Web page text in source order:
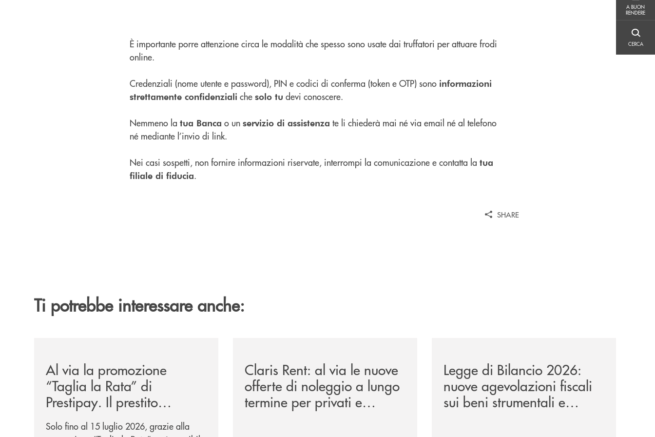
A BUON
RENDERE
CERCA
È importante porre attenzione circa le modalità che spesso sono usate dai truffatori per attuare frodi
online.
Credenziali (nome utente e password), PIN e codici di conferma (token e OTP) sono informazioni
strettamente confidenziali che solo tu devi conoscere.
Nemmeno la tua Banca o un servizio di assistenza te li chiederà mai né via email né al telefono
né mediante l’invio di link.
Nei casi sospetti, non fornire informazioni riservate, interrompi la comunicazione e contatta la tua
filiale di fiducia.
SHARE
Ti potrebbe interessare anche:
Al via la promozione
“Taglia la Rata” di
Prestipay. Il prestito
personale che si fa in due
Solo fino al 15 luglio 2026, grazie alla
Claris Rent: al via le nuove
offerte di noleggio a lungo
termine per privati e
Legge di Bilancio 2026:
nuove agevolazioni fiscali
sui beni strumentali e